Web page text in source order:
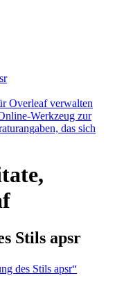
Overleaf verwalten
Werkzeug zur
das sich
Stils apsr
des Stils apsr“